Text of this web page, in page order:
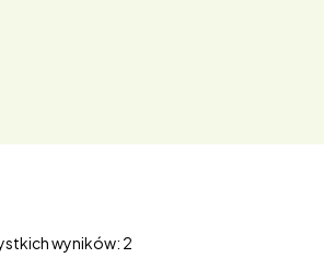
wyników: 2